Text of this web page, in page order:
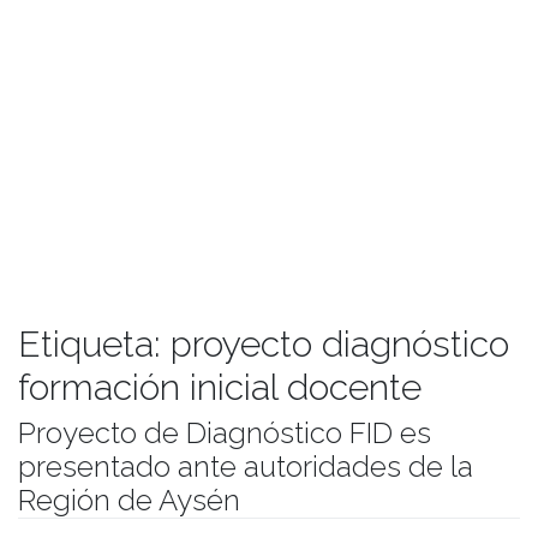
Etiqueta: proyecto diagnóstico
formación inicial docente
Proyecto de Diagnóstico FID es
presentado ante autoridades de la
Región de Aysén